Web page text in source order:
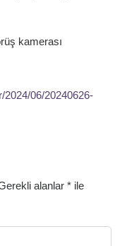
kamerası
06/20240626-
alanlar *ile